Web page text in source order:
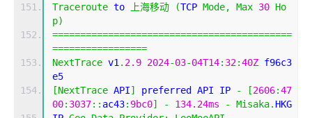
Traceroute to 上海移动 (TCP Mode, Max 30 Ho
p)
===========================================
=================
NextTrace v1 . 2.9 2024-03-04T14: 32:40Z f96c3
e5
[NextTrace API] preferred API IP - [2606:47
00: 3037:: ac43: 9bc0] - 134.24ms - Misaka. HKG